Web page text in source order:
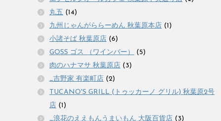
丸五 (14)
九州じゃんがららーめん 秋葉原本店 (1)
小諸そば 秋葉原店 (6)
GOSS ゴス （ワインバー）
(5)
肉のハナマサ 秋葉原店 (3)
_吉野家 有楽町店 (2)
TUCANO'S GRILL (トゥッカーノ グリル) 秋葉原2号
店 (1)
_浪花のええもんうまいもん 大阪百貨店 (3)